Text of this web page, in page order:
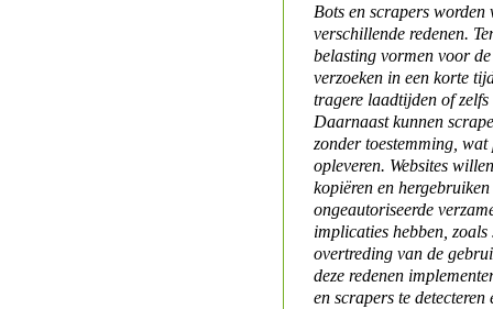
Bots en scrapers worden
verschillende redenen.
belasting vormen voor
verzoeken in een korte
tragere laadtijden of
Daarnaast kunnen
zonder toestemming,
opleveren. Websites
kopiëren en
ongeautoriseerde
implicaties hebben,
overtreding van de
deze redenen
en scrapers te detecteren